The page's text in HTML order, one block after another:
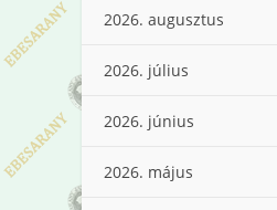
2026. augusztus
2026. július
2026. június
2026. május